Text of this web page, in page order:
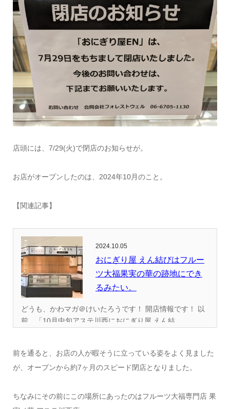
店頭には、7/29(火)で閉店のお知らせが。
お店がオープンしたのは、2024年10月のこと。
【関連記事】
2024.10.05
おにぎり屋 えん結びはフルー
ツ大福果実の華の跡地にでき
るみたい。
どうも、かわマガ＠けいたろうです！ 開店情報です！ 以
前、「10月中旬アステ川西におにぎり屋 えん結...
前を通ると、お店の人が暇そうに立っている姿をよく見ました
が、オープンから約7ヶ月のスピード閉店となりました。
ちなみにその前にこの場所にあったのはフルーツ大福専門店 果